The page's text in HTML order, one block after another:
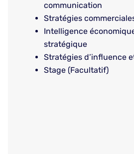
communication
Stratégies
Intelligence
stratégique
Stratégies d’influence
Stage (Facultatif)